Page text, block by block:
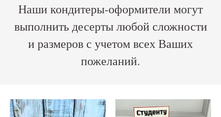
Наши кондитеры-оформители могут
выполнить десерты любой сложности
и размеров с учетом всех Ваших
пожеланий.